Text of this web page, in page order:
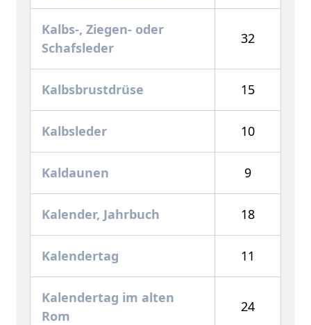
Kalbs-, Ziegen- oder
Schafsleder
32
Kalbsbrustdrüse 15
Kalbsleder 10
Kaldaunen 9
Kalender, Jahrbuch 18
Kalendertag 11
Kalendertag im alten
Rom
24